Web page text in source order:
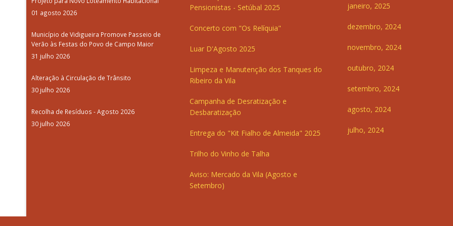
01 agosto 2026
Município de Vidigueira Promove Passeio de
Verão às Festas do Povo de Campo Maior
31 julho 2026
Alteração à Circulação de Trânsito
30 julho 2026
Recolha de Resíduos - Agosto 2026
30 julho 2026
Pensionistas - Setúbal 2025
Concerto com "Os Relíquia"
Luar D'Agosto 2025
Limpeza e Manutenção dos Tanques do
Ribeiro da Vila
Campanha de Desratização e
Desbaratização
Entrega do "Kit Fialho de Almeida" 2025
Trilho do Vinho de Talha
Aviso: Mercado da Vila (Agosto e
Setembro)
janeiro, 2025
dezembro, 2024
novembro, 2024
outubro, 2024
setembro, 2024
agosto, 2024
julho, 2024